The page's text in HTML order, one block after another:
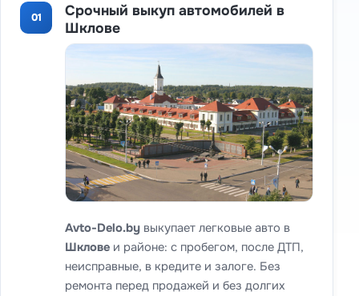
01
Срочный выкуп автомобилей в
Шклове
Avto-Delo.by выкупает легковые авто в
Шклове и районе: с пробегом, после ДТП,
неисправные, в кредите и залоге. Без
ремонта перед продажей и без долгих